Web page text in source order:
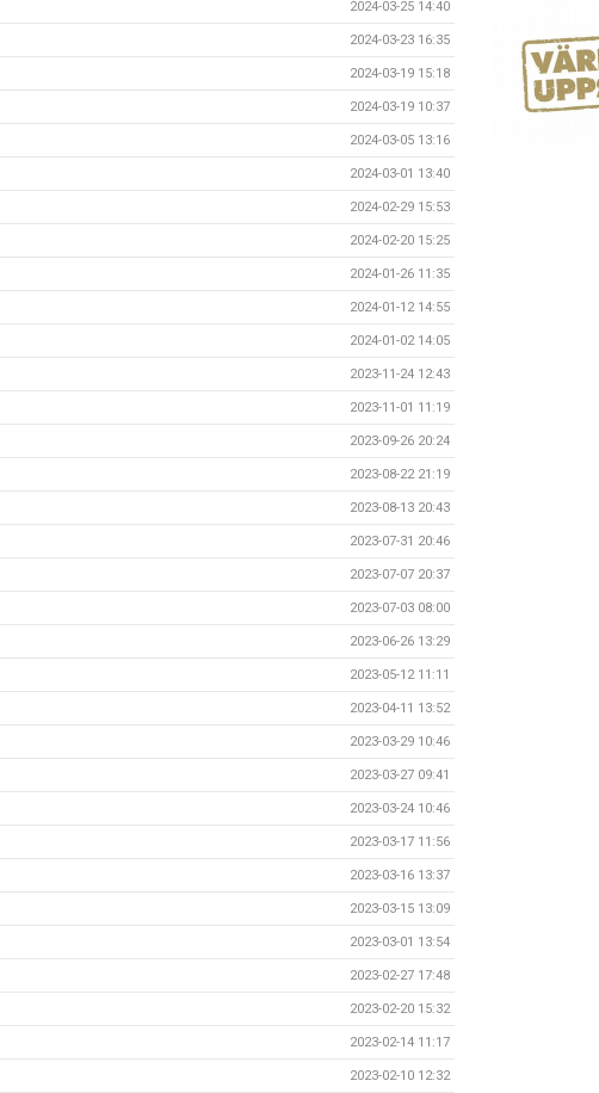
2024-03-25 14:40
2024-03-23 16:35
2024-03-19 15:18
2024-03-19 10:37
2024-03-05 13:16
2024-03-01 13:40
2024-02-29 15:53
2024-02-20 15:25
2024-01-26 11:35
2024-01-12 14:55
2024-01-02 14:05
2023-11-24 12:43
2023-11-01 11:19
2023-09-26 20:24
2023-08-22 21:19
2023-08-13 20:43
2023-07-31 20:46
2023-07-07 20:37
2023-07-03 08:00
2023-06-26 13:29
2023-05-12 11:11
2023-04-11 13:52
2023-03-29 10:46
2023-03-27 09:41
2023-03-24 10:46
2023-03-17 11:56
2023-03-16 13:37
2023-03-15 13:09
2023-03-01 13:54
2023-02-27 17:48
2023-02-20 15:32
2023-02-14 11:17
2023-02-10 12:32